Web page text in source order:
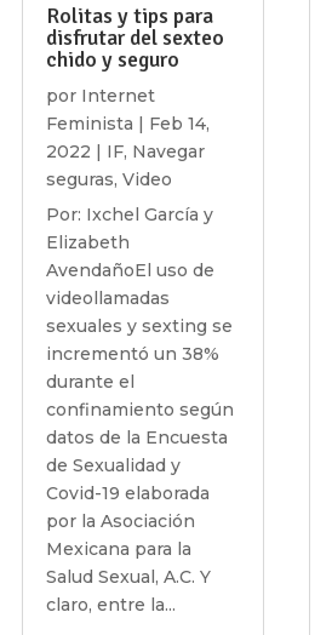
Rolitas y tips para
disfrutar del sexteo
chido y seguro
por Internet
Feminista | Feb 14,
2022 | IF, Navegar
seguras,Video
Por: Ixchel García y
Elizabeth
AvendañoEl uso de
videollamadas
sexuales y sexting se
incrementó un 38%
durante el
confinamiento según
datos de la Encuesta
de Sexualidad y
Covid-19 elaborada
por la Asociación
Mexicana para la
Salud Sexual, A.C. Y
claro, entre la...